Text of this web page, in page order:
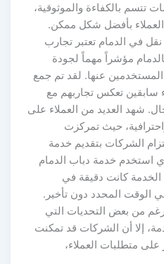
بالكفاءة والموثوقية،
بأفضل شكل ممكن.
في الدمام تعتبر تجارب
مؤشراً مهماً لجودة
عنها. لقد تم جمع
تعكس تجاربهم مع
شهد العديد من العملاء على
حيث تمركزت
الشركات بتقديم خدمة
استخدم خدمة دباب الدمام
كانت دقيقة في
المحدد دون تأخير.
من بعض التحديات التي
إلا أن الشركات قد تمكنت
متطلبات العملاء،